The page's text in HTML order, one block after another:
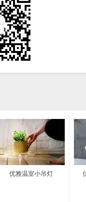
优雅温室小吊灯